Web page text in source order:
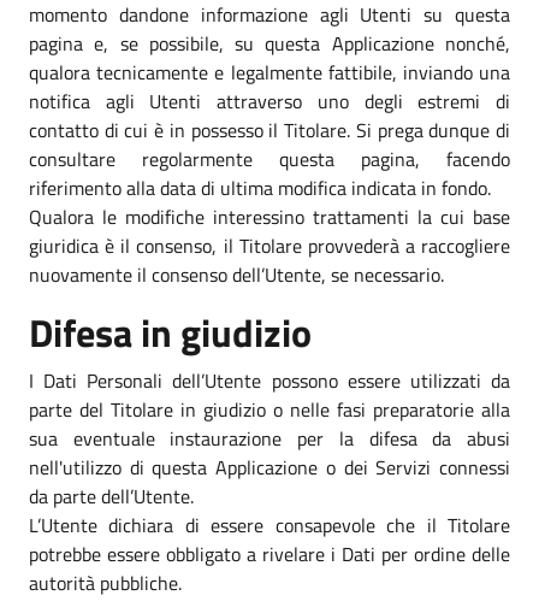
momento dandone informazione agli Utenti su questa
pagina e, se possibile, su questa Applicazione nonché,
qualora tecnicamente e legalmente fattibile, inviando una
notifica agli Utenti attraverso uno degli estremi di
contatto di cui è in possesso il Titolare. Si prega dunque di
consultare regolarmente questa pagina, facendo
riferimento alla data di ultima modifica indicata in fondo.
Qualora le modifiche interessino trattamenti la cui base
giuridica è il consenso, il Titolare provvederà a raccogliere
nuovamente il consenso dell’Utente, se necessario.
Difesa in giudizio
I Dati Personali dell’Utente possono essere utilizzati da
parte del Titolare in giudizio o nelle fasi preparatorie alla
sua eventuale instaurazione per la difesa da abusi
nell'utilizzo di questa Applicazione o dei Servizi connessi
da parte dell’Utente.
L’Utente dichiara di essere consapevole che il Titolare
potrebbe essere obbligato a rivelare i Dati per ordine delle
autorità pubbliche.